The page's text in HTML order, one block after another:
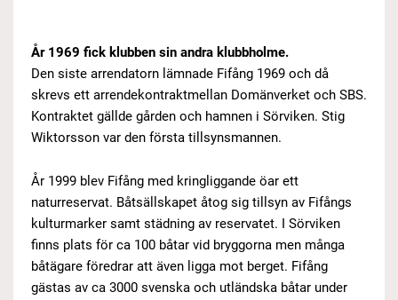
År 1969 fick klubben sin andra klubbholme.
Den siste arrendatorn lämnade Fifång 1969 och då
skrevs ett arrendekontraktmellan Domänverket och SBS.
Kontraktet gällde gården och hamnen i Sörviken. Stig
Wiktorsson var den första tillsynsmannen.
År 1999 blev Fifång med kringliggande öar ett
naturreservat. Båtsällskapet åtog sig tillsyn av Fifångs
kulturmarker samt städning av reservatet. I Sörviken
finns plats för ca 100 båtar vid bryggorna men många
båtägare föredrar att även ligga mot berget. Fifång
gästas av ca 3000 svenska och utländska båtar under